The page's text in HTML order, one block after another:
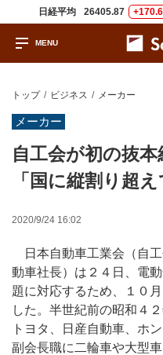
日経平均 26405.87
トップ ビジネス メーカー
メーカー
自工会が初の抜
「国に縦割り超え
2020/9/24 16:02
日本自動車工業会（自
動車社長）は２４日、電
題に対応するため、１０
した。半世紀前の昭和４
トヨタ、日産自動車、ホ
副会長職に二輪車や大型